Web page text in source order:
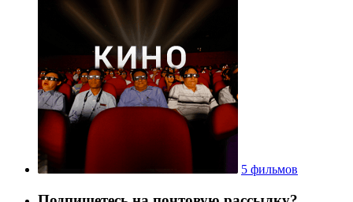
5 фильмов